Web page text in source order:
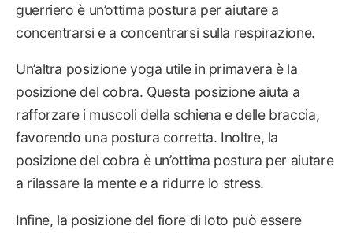
guerriero è un’ottima postura per aiutare a
concentrarsi e a concentrarsi sulla respirazione.
Un’altra posizione yoga utile in primavera è la
posizione del cobra. Questa posizione aiuta a
rafforzare i muscoli della schiena e delle braccia,
favorendo una postura corretta. Inoltre, la
posizione del cobra è un’ottima postura per aiutare
a rilassare la mente e a ridurre lo stress.
Infine, la posizione del fiore di loto può essere